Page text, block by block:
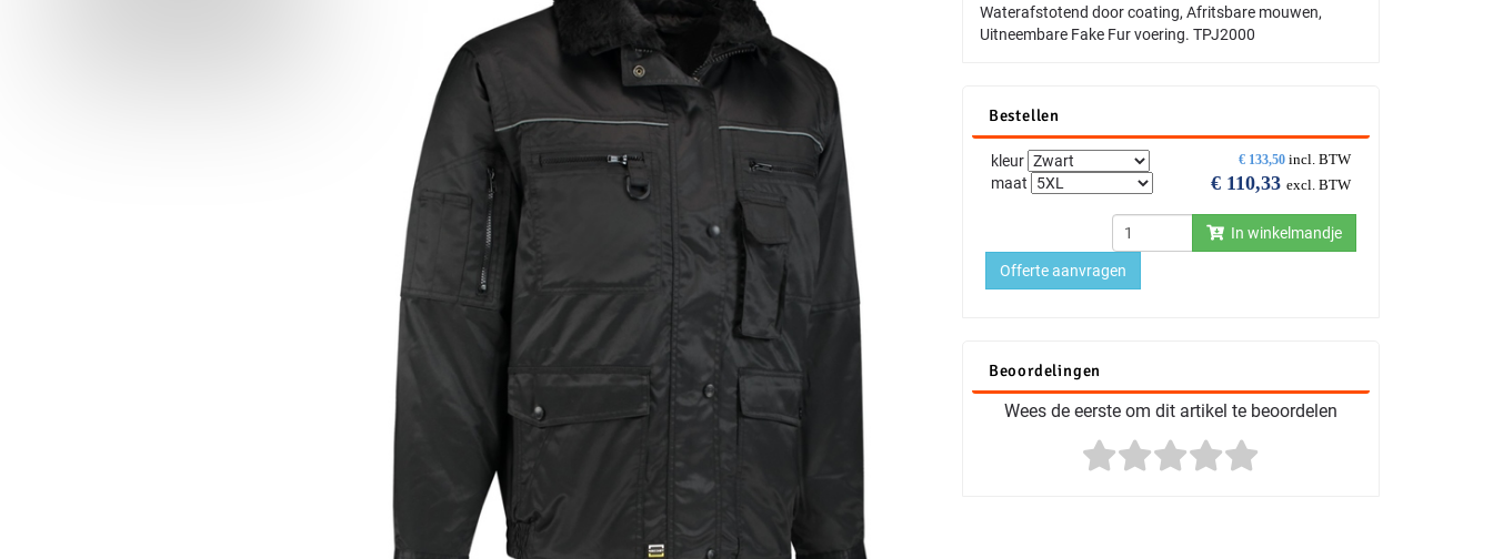
Waterafstotend door coating, Afritsbare mouwen,
Uitneembare Fake Fur voering. TPJ2000
Bestellen
€ 133,50 incl. BTW
€ 110,33 excl. BTW
kleur
maat
In winkelmandje
Offerte aanvragen
Beoordelingen
Wees de eerste om dit artikel te beoordelen